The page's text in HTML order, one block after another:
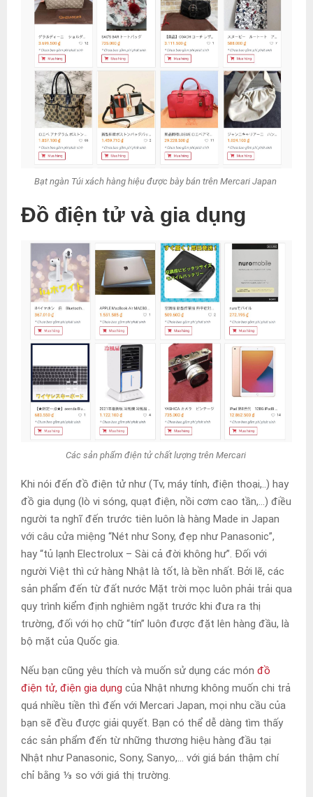
Bạt ngàn Túi xách hàng hiệu được bày bán trên Mercari Japan
Đồ điện tử và gia dụng
Các sản phẩm điện tử chất lượng trên Mercari
Khi nói đến đồ điện tử như (Tv, máy tính, điện thoại,..) hay
đồ gia dụng (lò vi sóng, quạt điện, nồi cơm cao tần,…) điều
người ta nghĩ đến trước tiên luôn là hàng Made in Japan
với câu cửa miệng “Nét như Sony, đẹp như Panasonic”,
hay “tủ lạnh Electrolux – Sài cả đời không hư”. Đối với
người Việt thì cứ hàng Nhật là tốt, là bền nhất. Bởi lẽ, các
sản phẩm đến từ đất nước Mặt trời mọc luôn phải trải qua
quy trình kiểm định nghiêm ngặt trước khi đưa ra thị
trường, đối với họ chữ “tín” luôn được đặt lên hàng đầu, là
bộ mặt của Quốc gia.
Nếu bạn cũng yêu thích và muốn sử dụng các món đồ
điện tử, điện gia dụng của Nhật nhưng không muốn chi trả
quá nhiều tiền thì đến với Mercari Japan, mọi nhu cầu của
bạn sẽ đều được giải quyết. Bạn có thể dễ dàng tìm thấy
các sản phẩm đến từ những thương hiệu hàng đầu tại
Nhật như Panasonic, Sony, Sanyo,… với giá bán thậm chí
chỉ bằng ⅓ so với giá thị trường.